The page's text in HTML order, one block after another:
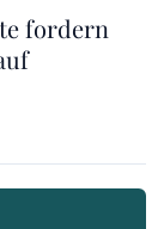
fordern